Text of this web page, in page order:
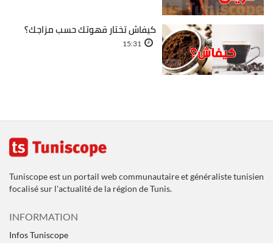
كيفاش تختار قهوتك حسب مزاجك؟
15:31
Tuniscope est un portail web communautaire et généraliste tunisien
focalisé sur l'actualité de la région de Tunis.
INFORMATION
Infos Tuniscope